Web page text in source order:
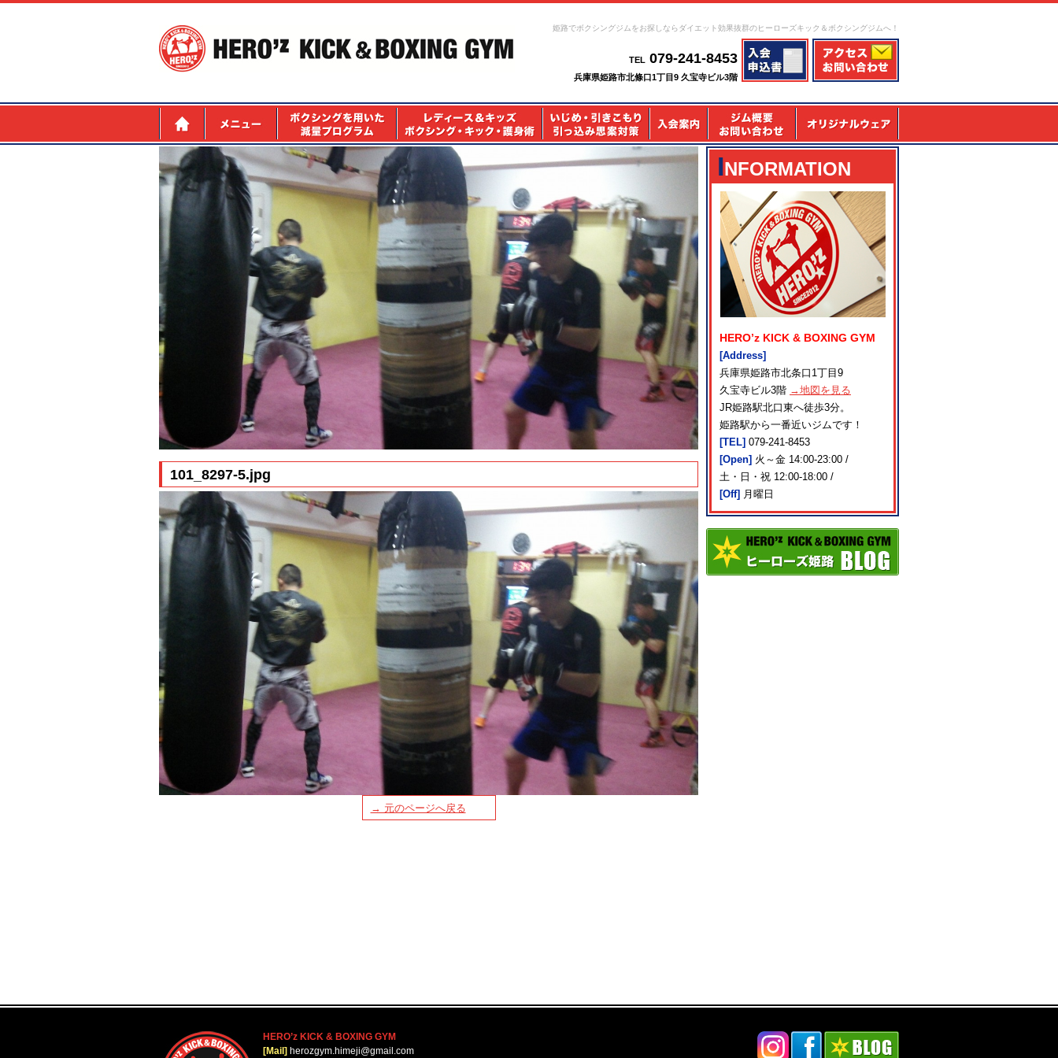
姫路でボクシングジムをお探しならダイエット効果抜群のヒーローズキック＆ボクシングジムへ！
TEL 079-241-8453
兵庫県姫路市北條口1丁目9 久宝寺ビル3階
101_8297-5.jpg
→ 元のページへ戻る
INFORMATION
HERO’z KICK & BOXING GYM
[Address]
兵庫県姫路市北条口1丁目9
久宝寺ビル3階 →地図を見る
JR姫路駅北口東へ徒歩3分。
姫路駅から一番近いジムです！
[TEL] 079-241-8453
[Open] 火～金 14:00-23:00 /
土・日・祝 12:00-18:00 /
[Off] 月曜日
HERO’z KICK & BOXING GYM
[Mail] herozgym.himeji@gmail.com